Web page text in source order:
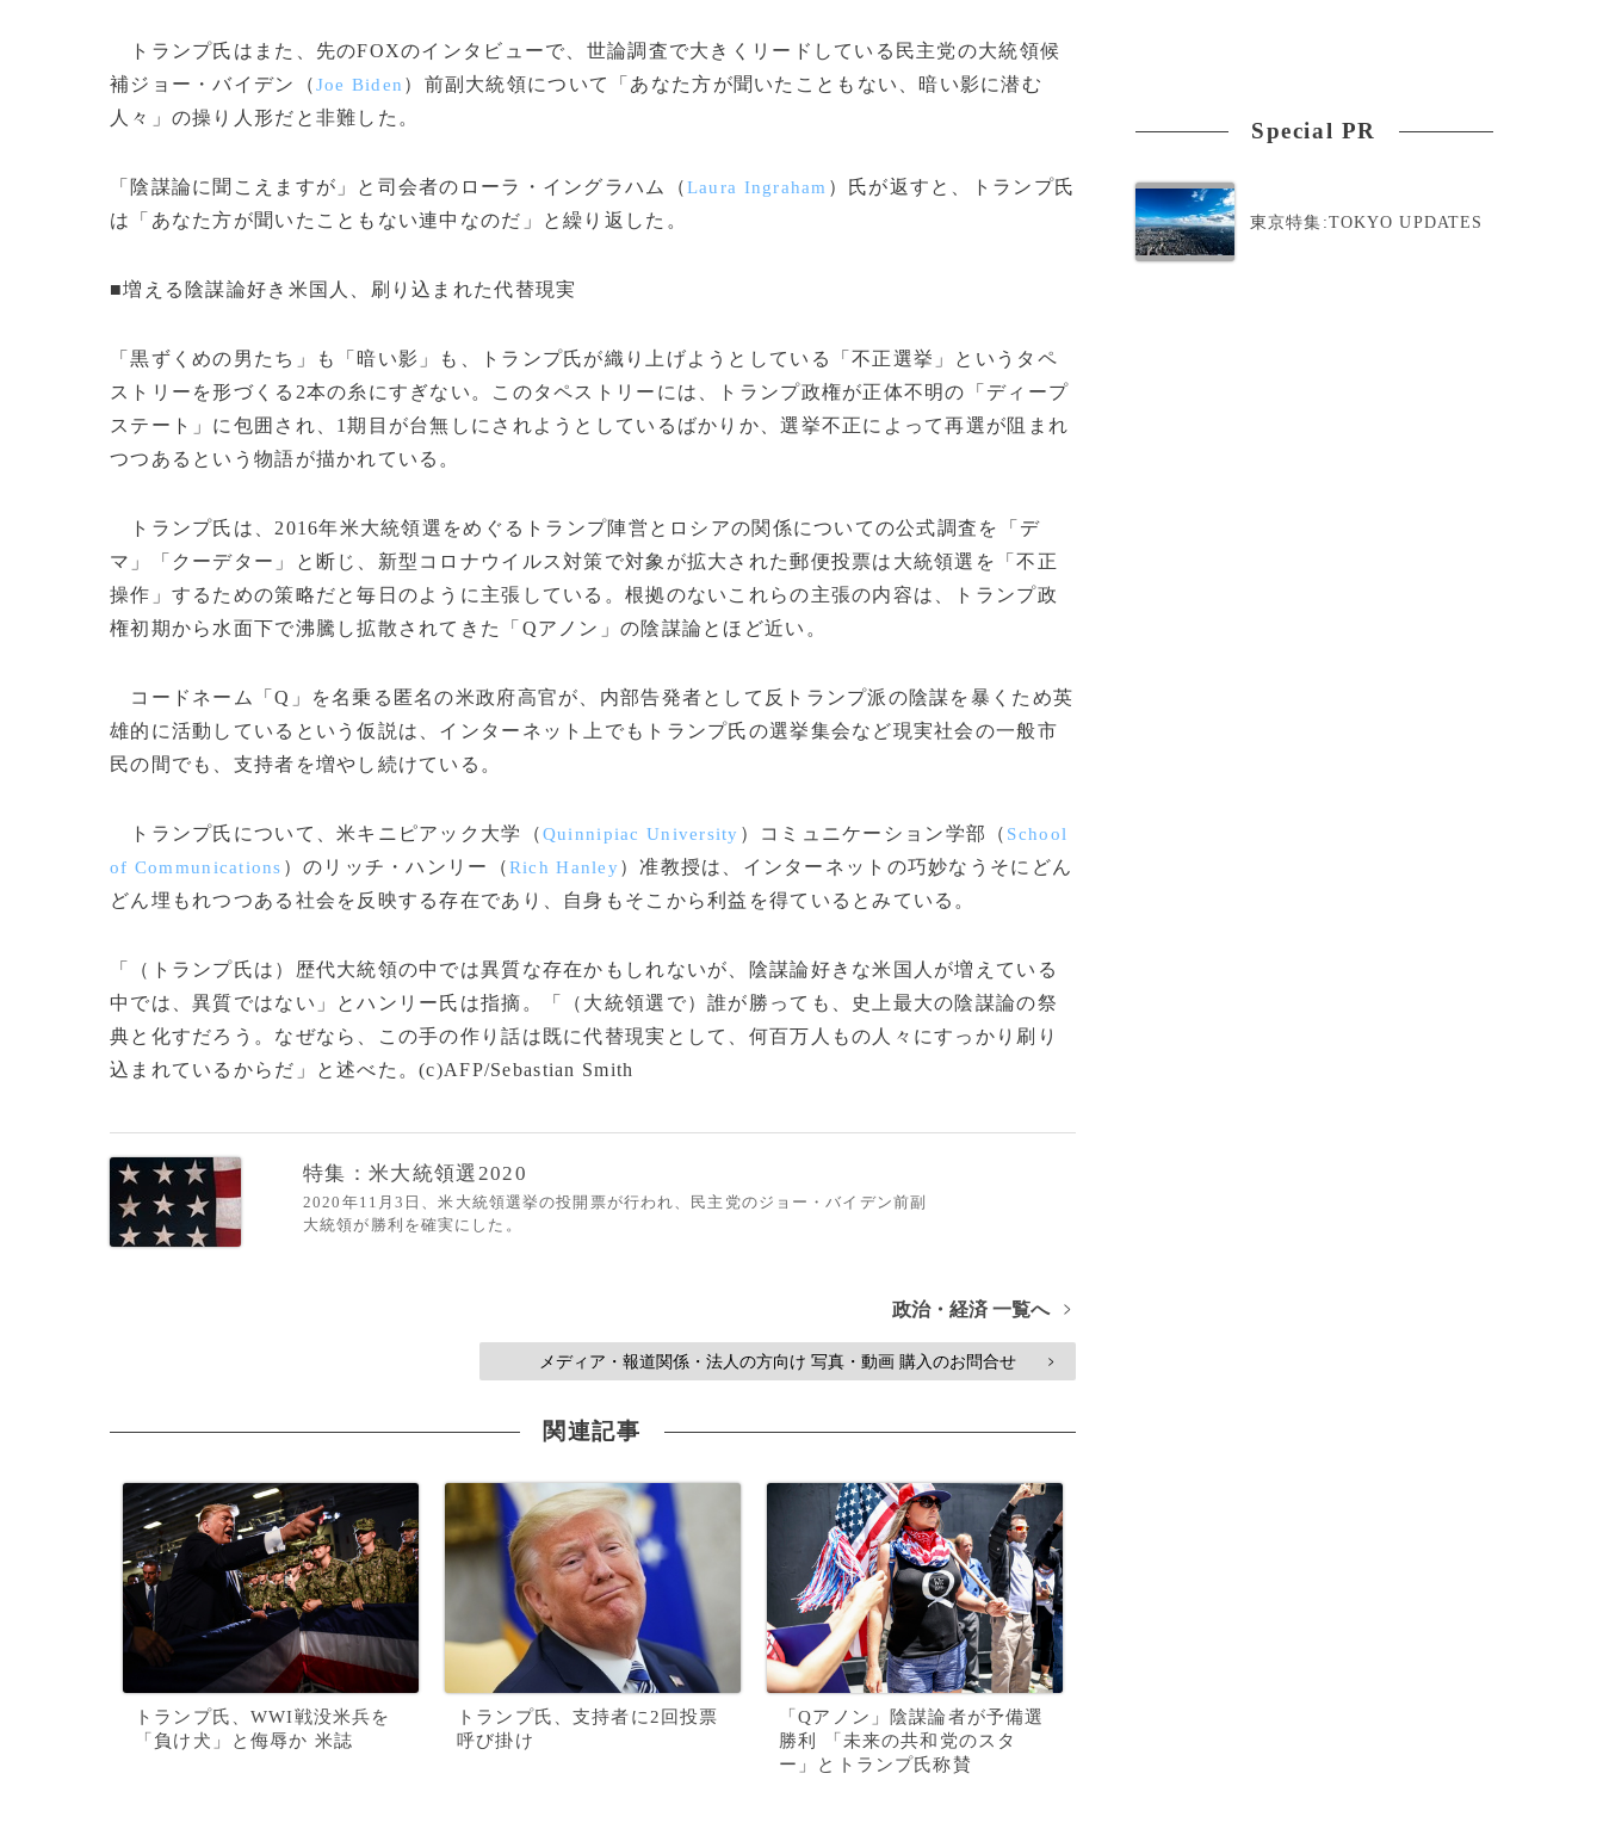
トランプ氏はまた、先のFOXのインタビューで、世論調査で大きくリードしている民主党の大統領候
補ジョー・バイデン（Joe Biden ）前副大統領について「あなた方が聞いたこともない、暗い影に潜む
人々」の操り人形だと非難した。
「陰謀論に聞こえますが」と司会者のローラ・イングラハム（Laura Ingraham ）氏が返すと、トランプ氏
は「あなた方が聞いたこともない連中なのだ」と繰り返した。
■増える陰謀論好き米国人、刷り込まれた代替現実
「黒ずくめの男たち」も「暗い影」も、トランプ氏が織り上げようとしている「不正選挙」というタペ
ストリーを形づくる2本の糸にすぎない。このタペストリーには、トランプ政権が正体不明の「ディープ
ステート」に包囲され、1期目が台無しにされようとしているばかりか、選挙不正によって再選が阻まれ
つつあるという物語が描かれている。
トランプ氏は、2016年米大統領選をめぐるトランプ陣営とロシアの関係についての公式調査を「デ
マ」「クーデター」と断じ、新型コロナウイルス対策で対象が拡大された郵便投票は大統領選を「不正
操作」するための策略だと毎日のように主張している。根拠のないこれらの主張の内容は、トランプ政
権初期から水面下で沸騰し拡散されてきた「Qアノン」の陰謀論とほど近い。
コードネーム「Q」を名乗る匿名の米政府高官が、内部告発者として反トランプ派の陰謀を暴くため英
雄的に活動しているという仮説は、インターネット上でもトランプ氏の選挙集会など現実社会の一般市
民の間でも、支持者を増やし続けている。
トランプ氏について、米キニピアック大学（Quinnipiac University ）コミュニケーション学部（ School
of Communications ）のリッチ・ハンリー（Rich Hanley）准教授は、インターネットの巧妙なうそにどん
どん埋もれつつある社会を反映する存在であり、自身もそこから利益を得ているとみている。
「（トランプ氏は）歴代大統領の中では異質な存在かもしれないが、陰謀論好きな米国人が増えている
中では、異質ではない」とハンリー氏は指摘。「（大統領選で）誰が勝っても、史上最大の陰謀論の祭
典と化すだろう。なぜなら、この手の作り話は既に代替現実として、何百万人もの人々にすっかり刷り
込まれているからだ」と述べた。(c)AFP/Sebastian Smith
特集：米大統領選2020
2020年11月3日、米大統領選挙の投開票が行われ、民主党のジョー・バイデン前副
大統領が勝利を確実にした。
政治・経済 一覧へ >
メディア・報道関係・法人の方向け 写真・動画 購入のお問合せ >
関連記事
トランプ氏、WWI戦没米兵を
「負け犬」と侮辱か 米誌
トランプ氏、支持者に2回投票
呼び掛け
「Qアノン」陰謀論者が予備選
勝利 「未来の共和党のスタ
ー」とトランプ氏称賛
Special PR
東京特集:TOKYO UPDATES